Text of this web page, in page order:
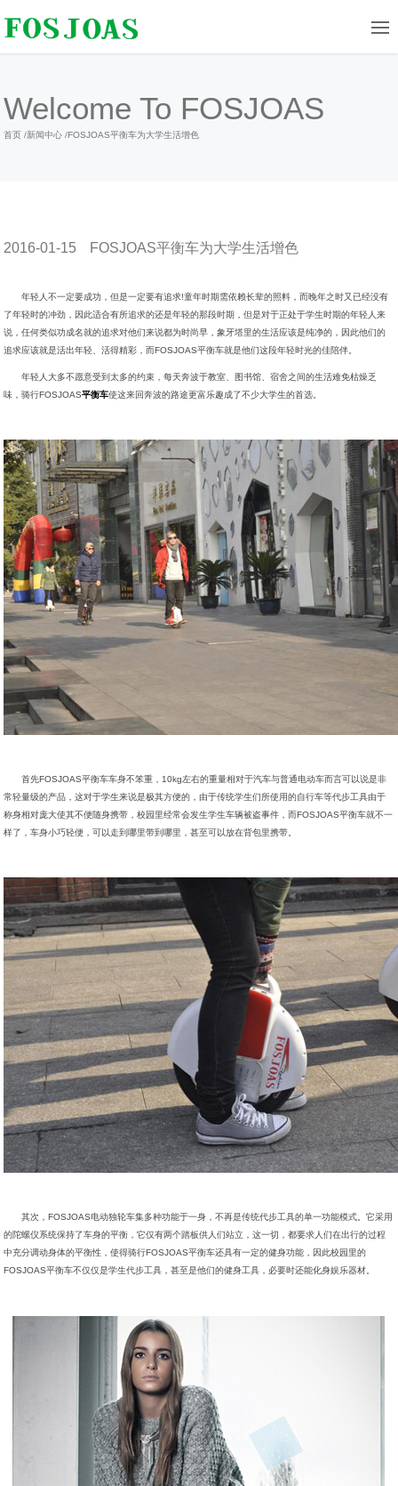
Welcome To FOSJOAS
首页 /新闻中心 /FOSJOAS平衡车为大学生活增色
2016-01-15 FOSJOAS平衡车为大学生活增色
年轻人不一定要成功，但是一定要有追求!童年时期需依赖长辈的照料，而晚年之时又已经没有
了年轻时的冲劲，因此适合有所追求的还是年轻的那段时期，但是对于正处于学生时期的年轻人来
说，任何类似功成名就的追求对他们来说都为时尚早，象牙塔里的生活应该是纯净的，因此他们的
追求应该就是活出年轻、活得精彩，而FOSJOAS平衡车就是他们这段年轻时光的佳陪伴。
年轻人大多不愿意受到太多的约束，每天奔波于教室、图书馆、宿舍之间的生活难免枯燥乏
味，骑行FOSJOAS平衡车使这来回奔波的路途更富乐趣成了不少大学生的首选。
首先FOSJOAS平衡车车身不笨重，10kg左右的重量相对于汽车与普通电动车而言可以说是非
常轻量级的产品，这对于学生来说是极其方便的，由于传统学生们所使用的自行车等代步工具由于
称身相对庞大使其不便随身携带，校园里经常会发生学生车辆被盗事件，而FOSJOAS平衡车就不一
样了，车身小巧轻便，可以走到哪里带到哪里，甚至可以放在背包里携带。
其次，FOSJOAS电动独轮车集多种功能于一身，不再是传统代步工具的单一功能模式。它采用
的陀螺仪系统保持了车身的平衡，它仅有两个踏板供人们站立，这一切，都要求人们在出行的过程
中充分调动身体的平衡性，使得骑行FOSJOAS平衡车还具有一定的健身功能，因此校园里的
FOSJOAS平衡车不仅仅是学生代步工具，甚至是他们的健身工具，必要时还能化身娱乐器材。